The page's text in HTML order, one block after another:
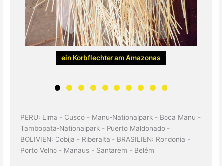
ein Korbflechter am Amazonas
PERU: Lima - Cusco - Manu-Nationalpark - Boca Manu -
Tambopata-Nationalpark - Puerto Maldonado -
BOLIVIEN: Cobija - Riberalta - BRASILIEN: Rondonia -
Porto Velho - Manaus - Santarem - Belém